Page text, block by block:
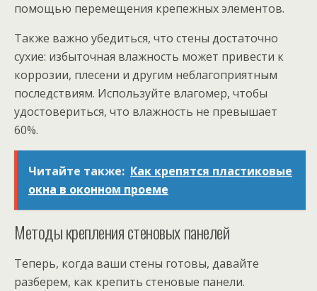
помощью перемещения крепежных элементов.
Также важно убедиться, что стены достаточно
сухие: избыточная влажность может привести к
коррозии, плесени и другим неблагоприятным
последствиям. Используйте влагомер, чтобы
удостовериться, что влажность не превышает
60%.
Читайте также: Как крепятся пластиковые
окна в оконном проеме
Методы крепления стеновых панелей
Теперь, когда ваши стены готовы, давайте
разберем, как крепить стеновые панели.